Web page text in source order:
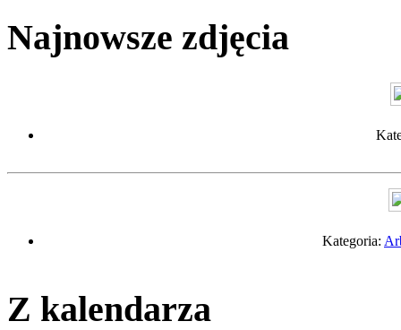
Najnowsze zdjęcia
Kategoria:
Z kalendarza